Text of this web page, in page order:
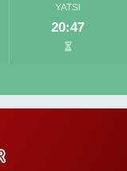
YATSI
20:47